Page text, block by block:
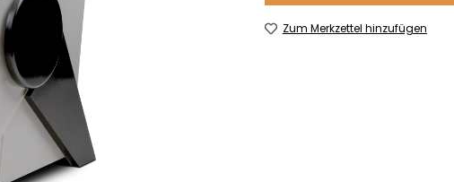
Zum Merkzettel hinzufügen